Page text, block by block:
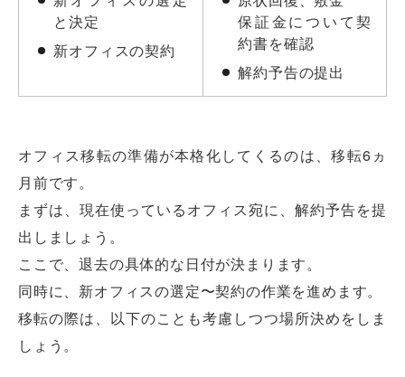
と決定
新オフィスの契約
保証金について契
約書を確認
解約予告の提出
オフィス移転の準備が本格化してくるのは、移転6ヵ
月前です。
まずは、現在使っているオフィス宛に、解約予告を提
出しましょう。
ここで、退去の具体的な日付が決まります。
同時に、新オフィスの選定〜契約の作業を進めます。
移転の際は、以下のことも考慮しつつ場所決めをしま
しょう。